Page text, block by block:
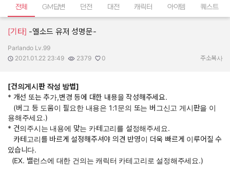
전체 GM답변 던전 대전 캐릭터 아이템 퀘스트
[기타] -엘소드 유저 성명문-
작성자:
Parlando Lv.99
작성일:
2021.01.22 23:49
조회수:
2379
추천수:
0 주소복사
[건의게시판 작성 방법]
* 개선 또는 추가,변경 등에 대한 내용을 작성해주세요.
(버그 등 도움이 필요한 내용은 1:1문의 또는 버그신고 게시판을 이
용해주세요.)
* 건의주시는 내용에 맞는 카테고리를 설정해주세요.
카테고리를 바르게 설정해주셔야 의견 반영이 더욱 빠르게 이루어질 수
있습니다.
(EX. 밸런스에 대한 건의는 캐릭터 카테고리로 설정해주세요.)